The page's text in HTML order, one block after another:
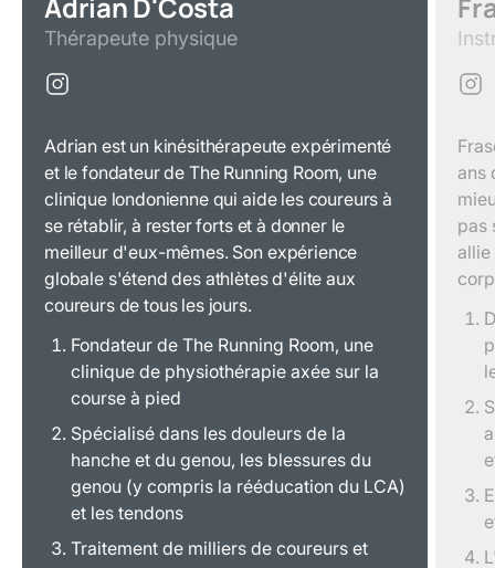
Adrian D'Costa
Thérapeute physique
Adrian est un kinésithérapeute expérimenté
et le fondateur de The Running Room, une
clinique londonienne qui aide les coureurs à
se rétablir, à rester forts et à donner le
meilleur d'eux-mêmes. Son expérience
globale s'étend des athlètes d'élite aux
coureurs de tous les jours.
Fondateur de The Running Room, une
clinique de physiothérapie axée sur la
course à pied
Spécialisé dans les douleurs de la
hanche et du genou, les blessures du
genou (y compris la rééducation du LCA)
et les tendons
Traitement de milliers de coureurs et
ans
pas
allie